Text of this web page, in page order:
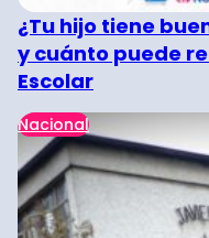
¿Tu hijo tiene
y cuánto puede
Escolar
Nacional